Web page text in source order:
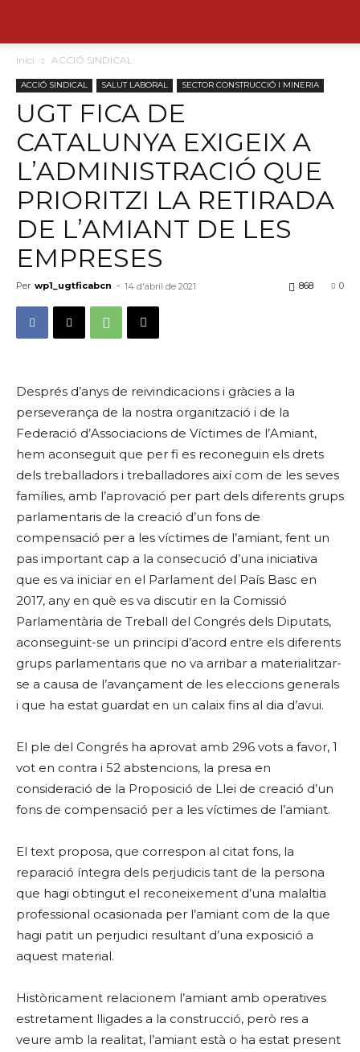
Inici ACCIÓ SINDICAL
ACCIÓ SINDICAL SALUT LABORAL SECTOR CONSTRUCCIÓ I MINERIA
UGT FICA DE
CATALUNYA EXIGEIX A
L’ADMINISTRACIÓ QUE
PRIORITZI LA RETIRADA
DE L’AMIANT DE LES
EMPRESES
Per wp1_ugtficabcn - 14 d'abril de 2021 0
868
Després d’anys de reivindicacions i gràcies a la
perseverança de la nostra organització i de la
Federació d’Associacions de Víctimes de l’Amiant,
hem aconseguit que per fi es reconeguin els drets
dels treballadors i treballadores així com de les seves
famílies, amb l’aprovació per part dels diferents grups
parlamentaris de la creació d’un fons de
compensació per a les víctimes de l’amiant, fent un
pas important cap a la consecució d’una iniciativa
que es va iniciar en el Parlament del País Basc en
2017, any en què es va discutir en la Comissió
Parlamentària de Treball del Congrés dels Diputats,
aconseguint-se un principi d’acord entre els diferents
grups parlamentaris que no va arribar a materialitzar-
se a causa de l’avançament de les eleccions generals
i que ha estat guardat en un calaix fins al dia d’avui.
El ple del Congrés ha aprovat amb 296 vots a favor, 1
vot en contra i 52 abstencions, la presa en
consideració de la Proposició de Llei de creació d’un
fons de compensació per a les víctimes de l’amiant.
El text proposa, que correspon al citat fons, la
reparació íntegra dels perjudicis tant de la persona
que hagi obtingut el reconeixement d’una malaltia
professional ocasionada per l’amiant com de la que
hagi patit un perjudici resultant d’una exposició a
aquest material.
Històricament relacionem l’amiant amb operatives
estretament lligades a la construcció, però res a
veure amb la realitat, l’amiant està o ha estat present